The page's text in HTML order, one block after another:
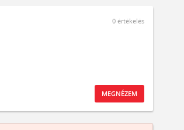
0 értékelés
MEGNÉZEM